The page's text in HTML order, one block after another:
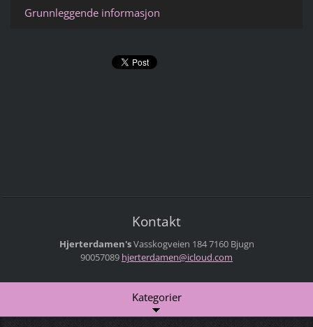
Grunnleggende informasjon
Kontakt
Hjerterdamen'sVasskogveien 1847160 Bjugn
90057089 hjerterdamen@icloud.com
Kategorier